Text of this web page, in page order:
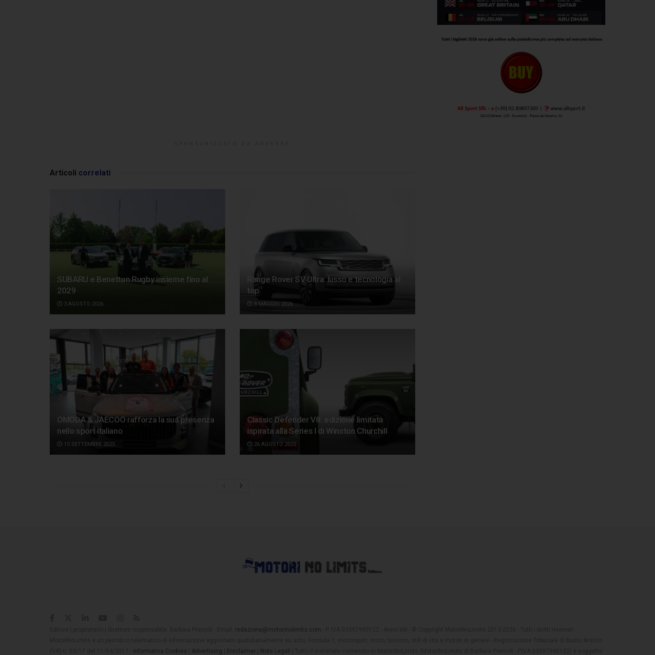
Articoli correlati
SUBARU e Benetton Rugby insieme fino al
2029
3 AGOSTO 2026
Range Rover SV Ultra: lusso e tecnologia al
top
8 MAGGIO 2026
OMODA & JAECOO rafforza la sua presenza
nello sport italiano
15 SETTEMBRE 2025
Classic Defender V8: edizione limitata
ispirata alla Series I di Winston Churchill
26 AGOSTO 2025
redazione@motorinolimits.com
Informativa Cookies Advertising Disclaimer Note Legali